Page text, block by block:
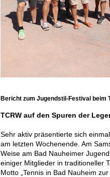
Bericht zum Jugendstil-Festival beim
TCRW auf den Spuren der
Sehr aktiv präsentierte sich
am letzten Wochenende. Am
Weise am Bad Nauheimer
einiger Mitglieder in traditioneller
Motto „Tennis in Bad Nauheim